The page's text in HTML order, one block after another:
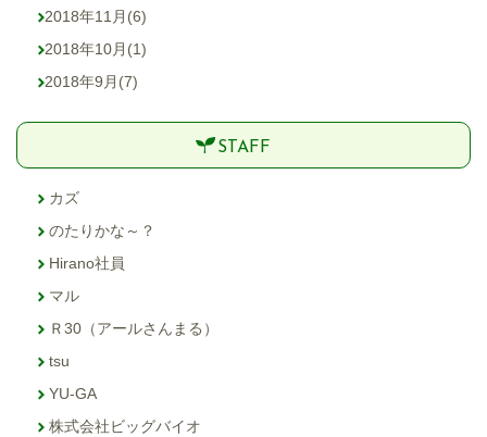
2018年11月 (6)
2018年10月 (1)
2018年9月 (7)
STAFF
カズ
のたりかな～？
Hirano社員
マル
Ｒ30（アールさんまる）
tsu
YU-GA
株式会社ビッグバイオ